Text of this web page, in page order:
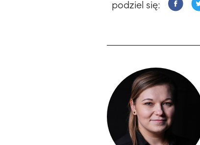
podziel się: